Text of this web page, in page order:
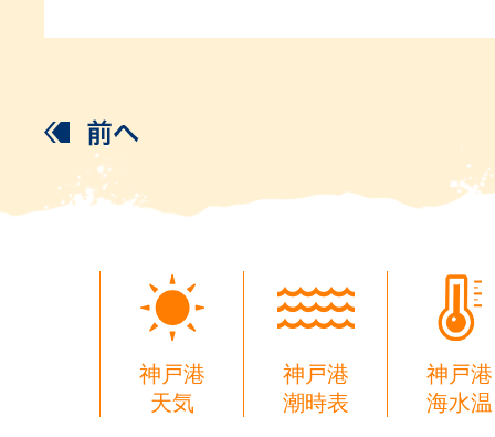
神戸港
天気
神戸港
潮時表
神戸港
海水温